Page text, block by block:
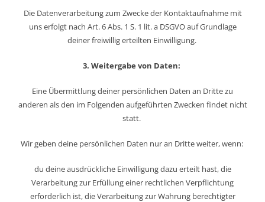
Die Datenverarbeitung zum Zwecke der Kontaktaufnahme mit
uns erfolgt nach Art. 6 Abs. 1 S. 1 lit. a DSGVO auf Grundlage
deiner freiwillig erteilten Einwilligung.
3. Weitergabe von Daten:
Eine Übermittlung deiner persönlichen Daten an Dritte zu
anderen als den im Folgenden aufgeführten Zwecken findet nicht
statt.
Wir geben deine persönlichen Daten nur an Dritte weiter, wenn:
du deine ausdrückliche Einwilligung dazu erteilt hast, die
Verarbeitung zur Erfüllung einer rechtlichen Verpflichtung
erforderlich ist, die Verarbeitung zur Wahrung berechtigter